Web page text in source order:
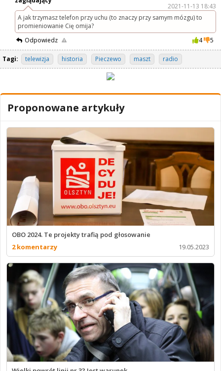
2021-11-13 18:43
A jak trzymasz telefon przy uchu (to znaczy przy samym mózgu) to
promieniowanie Cię omija?
Odpowiedz
4 5
Tagi: telewizja historia Pieczewo maszt radio
Proponowane artykuły
OBO 2024. Te projekty trafią pod głosowanie
2 komentarzy
19.05.2023